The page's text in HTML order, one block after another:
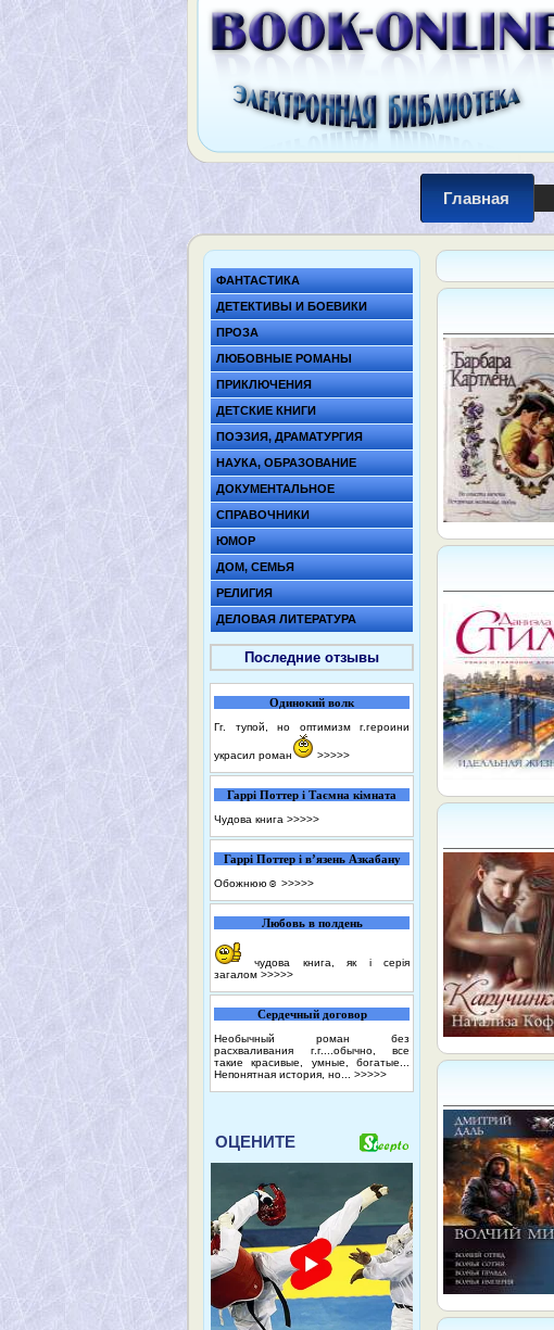
Главная
ФАНТАСТИКА
ДЕТЕКТИВЫ И БОЕВИКИ
ПРОЗА
ЛЮБОВНЫЕ РОМАНЫ
ПРИКЛЮЧЕНИЯ
ДЕТСКИЕ КНИГИ
ПОЭЗИЯ, ДРАМАТУРГИЯ
НАУКА, ОБРАЗОВАНИЕ
ДОКУМЕНТАЛЬНОЕ
СПРАВОЧНИКИ
ЮМОР
ДОМ, СЕМЬЯ
РЕЛИГИЯ
ДЕЛОВАЯ ЛИТЕРАТУРА
Последние отзывы
Одинокий волк
Гг. тупой, но оптимизм г.героини
украсил роман >>>>>
Гаррі Поттер і Таємна кімната
Чудова книга >>>>>
Гаррі Поттер і в’язень Азкабану
Обожнюю☺️ >>>>>
Любовь в полдень
чудова книга, як і серія
загалом >>>>>
Сердечный договор
Необычный роман без
расхваливания г.г....обычно, все
такие красивые, умные, богатые...
Непонятная история, но... >>>>>
ОЦЕНИТЕ